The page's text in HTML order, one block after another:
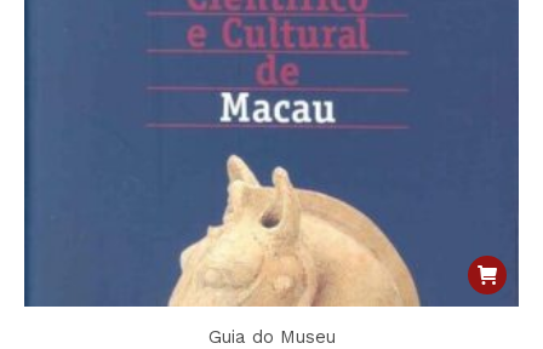
Guia do Museu